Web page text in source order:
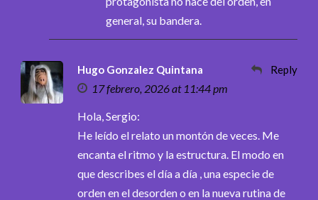
general, su bandera.
Hugo Gonzalez Quintana
17 febrero, 2026 at 11:44 pm
Reply
Hola, Sergio:
He leído el relato un montón de veces. Me
encanta el ritmo y la estructura. El modo en
que describes el día a día , una especie de
orden en el desorden o en la nueva rutina de